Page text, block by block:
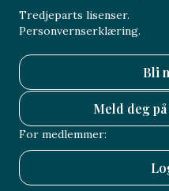
Tredjeparts lisenser.
Personvernserklæring.
Bli
Meld deg
For medlemmer: